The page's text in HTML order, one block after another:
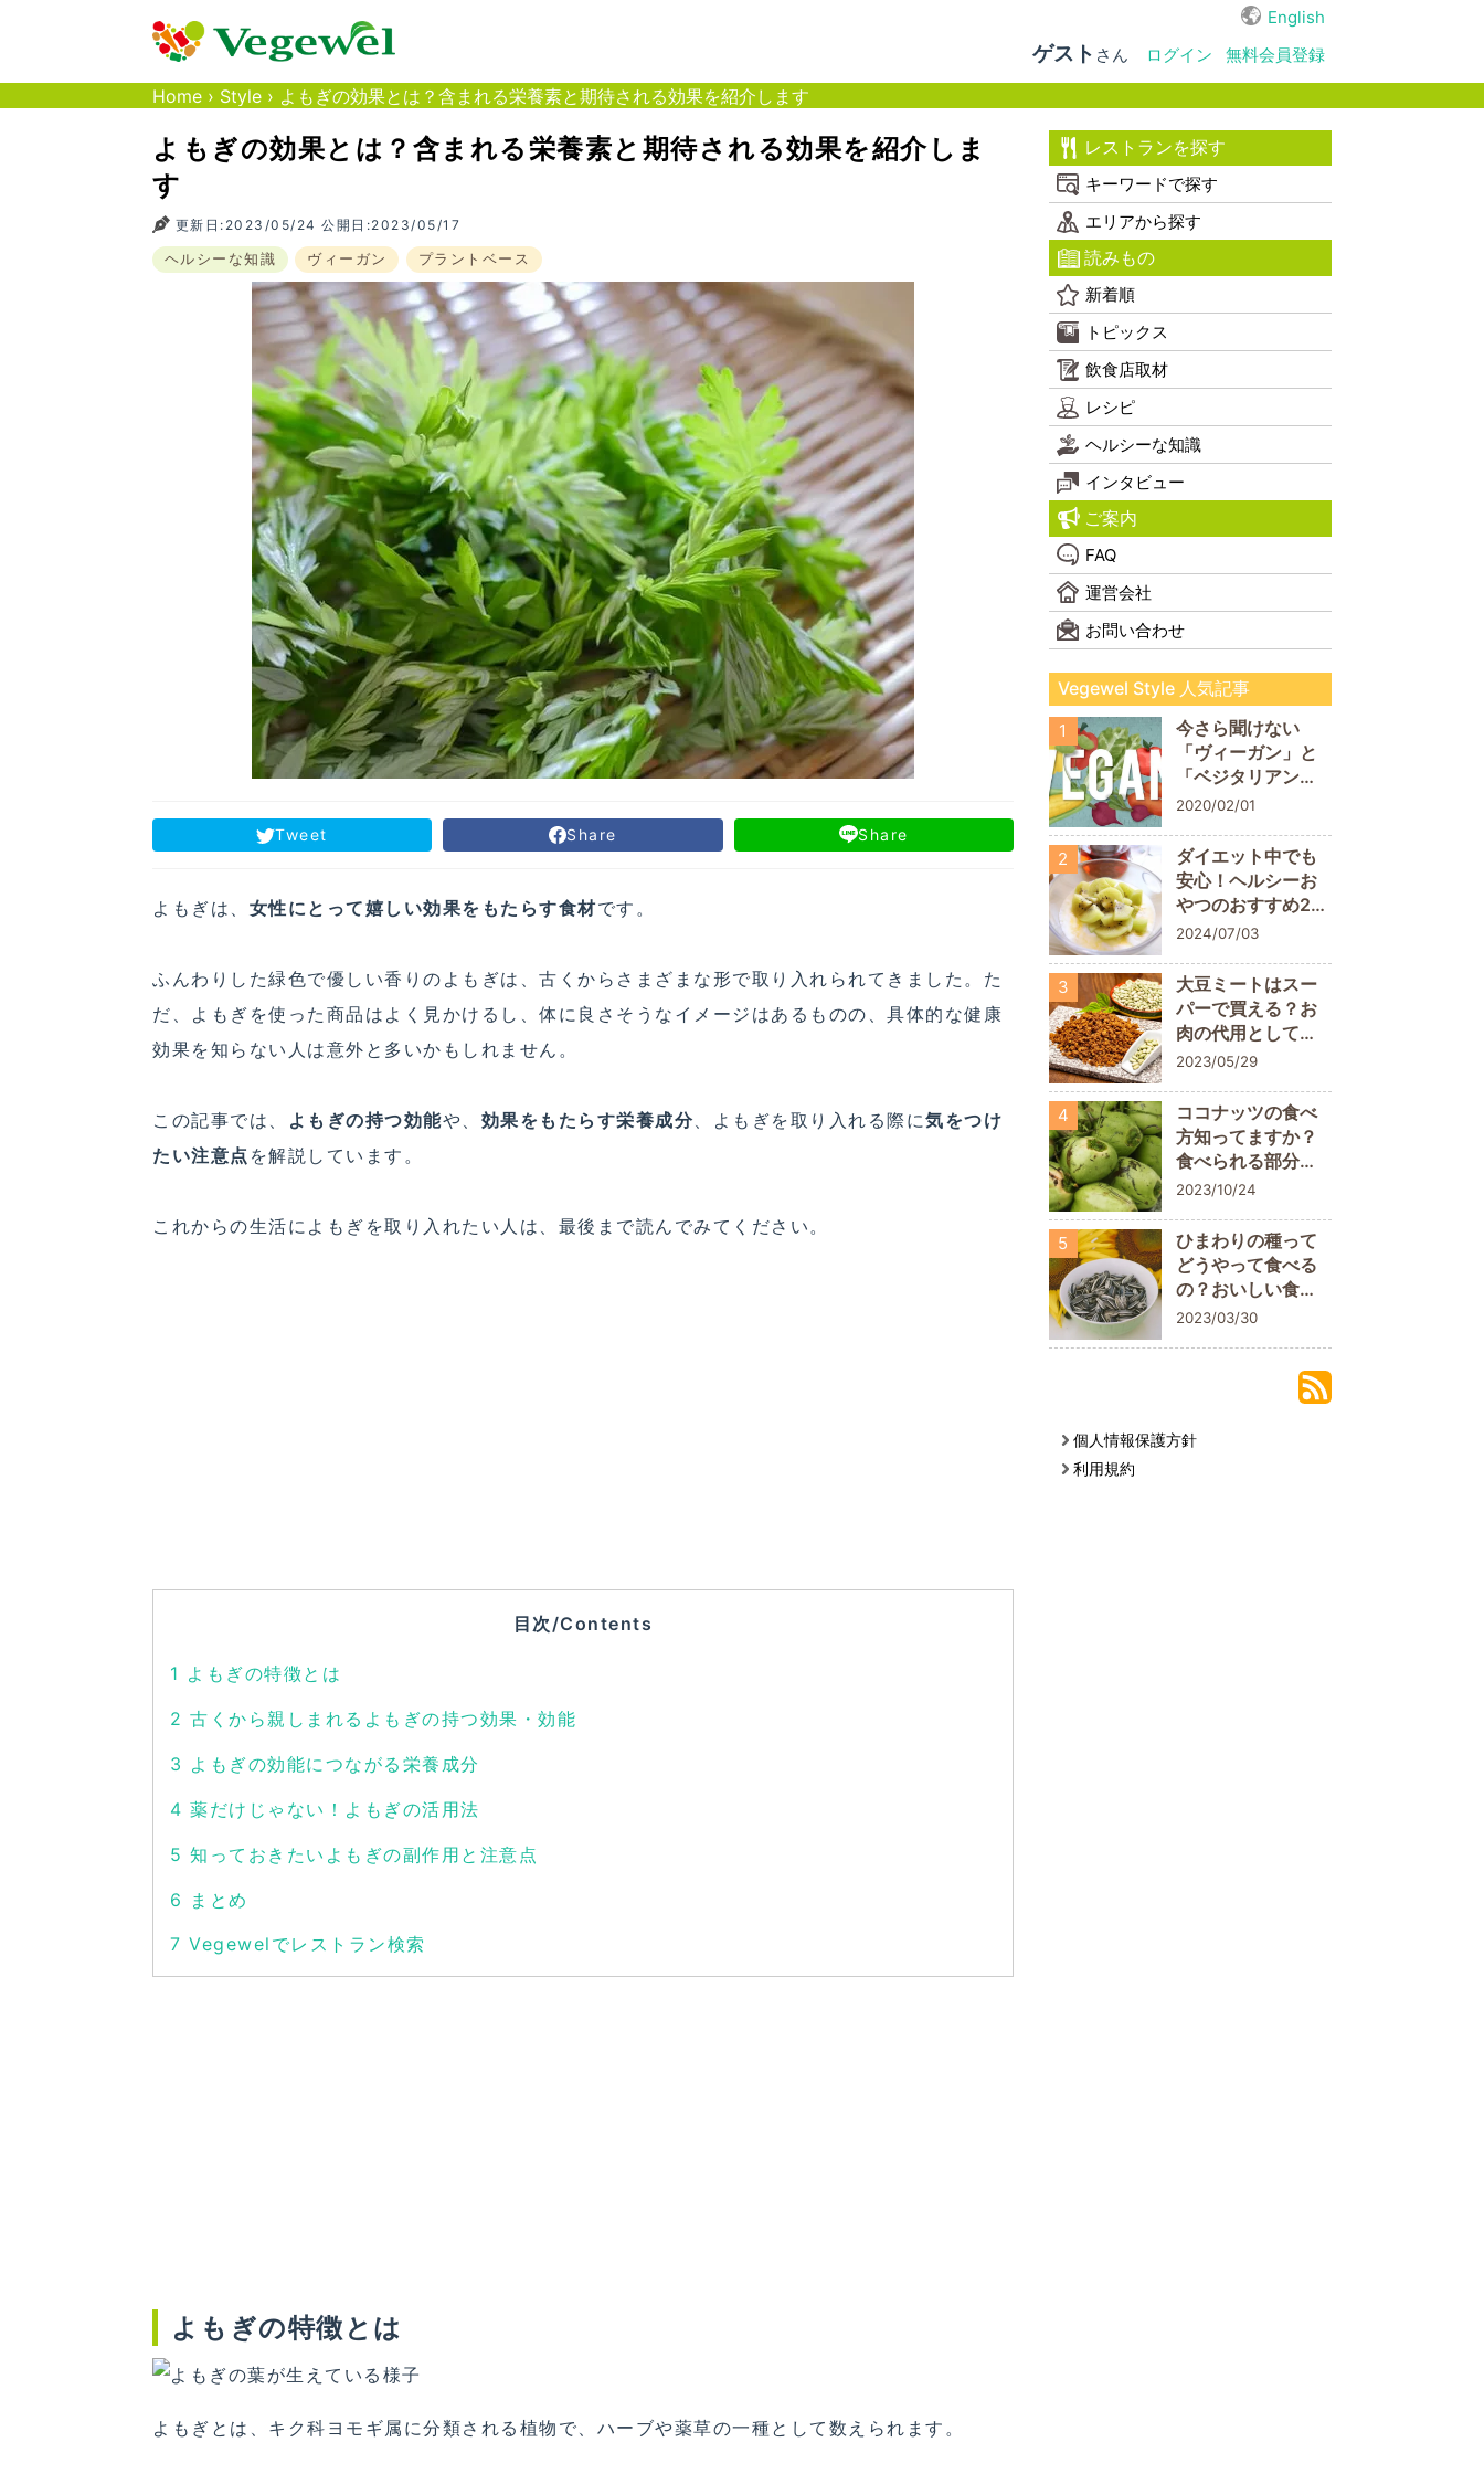
English
ゲスト さん ログイン
無料会員登録
Home › Style › よもぎの効果とは？含まれる栄養素と期待される効果を紹介します
よもぎの効果とは？含まれる栄養素と期待される効果を紹介しま
す
更新日:2023/05/24 公開日:2023/05/17
ヘルシーな知識 ヴィーガン プラントベース
Tweet Share Share
よもぎは、 女性にとって嬉しい効果をもたらす食材です。
ふんわりした緑色で優しい香りのよもぎは、古くからさまざまな形で取り入れられてきました。た
だ、よもぎを使った商品はよく見かけるし、体に良さそうなイメージはあるものの、具体的な健康
効果を知らない人は意外と多いかもしれません。
この記事では、 よもぎの持つ効能や、 効果をもたらす栄養成分 、よもぎを取り入れる際に気をつけ
たい注意点 を解説しています。
これからの生活によもぎを取り入れたい人は、最後まで読んでみてください。
目次/Contents
1 よもぎの特徴とは
2 古くから親しまれるよもぎの持つ効果・効能
3 よもぎの効能につながる栄養成分
4 薬だけじゃない！よもぎの活用法
5 知っておきたいよもぎの副作用と注意点
6 まとめ
7 Vegewelでレストラン検索
よもぎの特徴とは
よもぎとは、キク科ヨモギ属に分類される植物で、ハーブや薬草の一種として数えられます。
レストランを探す
キーワードで探す
エリアから探す
読みもの
新着順
トピックス
飲食店取材
レシピ
ヘルシーな知識
インタビュー
ご案内
FAQ
運営会社
お問い合わせ
Vegewel Style 人気記事
今さら聞けない
「ヴィーガン」と
「ベジタリアン」
の違い！
2020/02/01
1
ダイエット中でも
安心！ヘルシーお
やつのおすすめ20
商品
2024/07/03
2
大豆ミートはスー
パーで買える？お
肉の代用として取
り入れてみよう
2023/05/29
3
ココナッツの食べ
方知ってますか？
食べられる部分に
ついておさらいし
2023/10/24
4
ひまわりの種って
どうやって食べる
の？おいしい食べ
方や栄養素を解説
2023/03/30
5
個人情報保護方針
利用規約